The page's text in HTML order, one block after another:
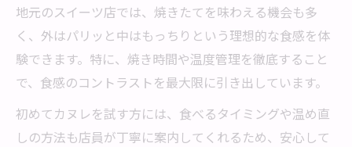
地元のスイーツ店では、焼きたてを味わえる機会も多
く、外はパリッと中はもっちりという理想的な食感を体
験できます。特に、焼き時間や温度管理を徹底すること
で、食感のコントラストを最大限に引き出しています。
初めてカヌレを試す方には、食べるタイミングや温め直
しの方法も店員が丁寧に案内してくれるため、安心して